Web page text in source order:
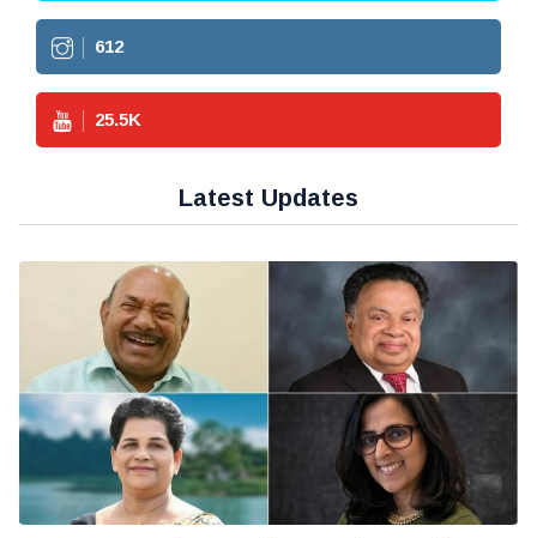
612
25.5K
Latest Updates